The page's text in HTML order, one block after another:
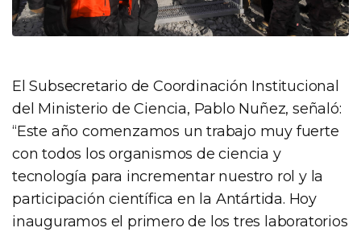
El Subsecretario de Coordinación Institucional
del Ministerio de Ciencia, Pablo Nuñez, señaló:
“Este año comenzamos un trabajo muy fuerte
con todos los organismos de ciencia y
tecnología para incrementar nuestro rol y la
participación científica en la Antártida. Hoy
inauguramos el primero de los tres laboratorios